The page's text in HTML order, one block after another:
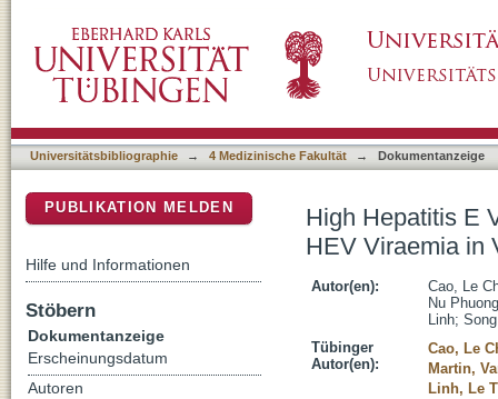
Blood Donors
Universitätsbibliographie → 4 Medizinische Fakultät → Dokumentanzeige
High Hepatitis E
HEV Viraemia in
Autor(en):
Cao, Le
Nu Phuong
Linh;
Tübinger
Autor(en):
Cao, Le
Martin,
Linh, Le
PUBLIKATION MELDEN
Hilfe und Informationen
Stöbern
Dokumentanzeige
Erscheinungsdatum
Autoren